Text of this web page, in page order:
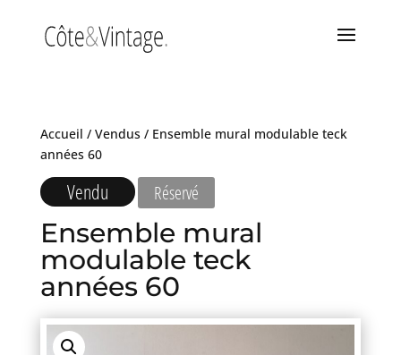
Accueil / Vendus/ Ensemble mural modulable teck
années 60
Vendu Réservé
Ensemble mural
modulable teck
années 60